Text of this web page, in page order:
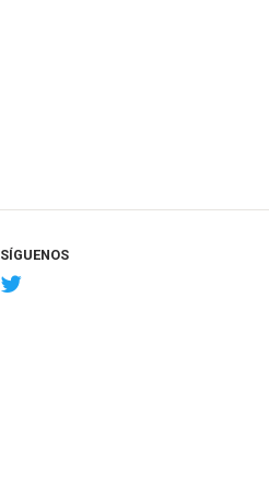
SÍGUENOS